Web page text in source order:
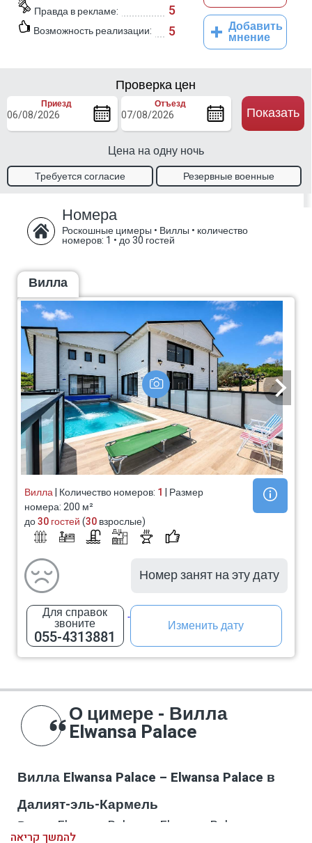
Правда в рекламе: 5
Возможность реализации: 5 Добавить
мнение
Проверка цен
Приезд Отъезд
Цена на одну ночь
Показать
Требуется согласие
Резервные военные
Номера
Роскошные цимеры • Виллы • количество
номеров: 1 •до 30 гостей
Вилла
Вилла| Количество номеров: 1 | Размер
номера: 200 м²
до30 гостей(30взрослые)
Номер занят на эту дату
Для справок
звоните
055-4313881
Изменить дату
О цимере - Вилла
Elwansa Palace
Вилла Elwansa Palace – Elwansa Palace в
Далият-эль-Кармель
Вилла Elwansa Palace – Elwansa Palace в
להמשך קריאה